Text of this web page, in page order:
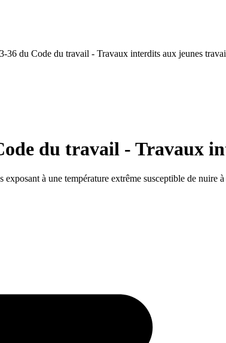
36 du Code du travail - Travaux interdits aux jeunes
du travail - Travaux
à une température extrême susceptible de nuire à